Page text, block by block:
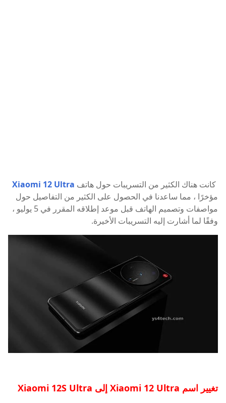
كانت هناك الكثير من التسريبات حول هاتف Xiaomi 12 Ultra
مؤخرًا ، مما ساعدنا في الحصول على الكثير من التفاصيل حول
مواصفات وتصميم الهاتف قبل موعد إطلاقه المقرر في 5 يوليو ،
وفقًا لما أشارت إليه التسريبات الأخيرة.
تغيير اسم Xiaomi 12 Ultra إلى Xiaomi 12S Ultra